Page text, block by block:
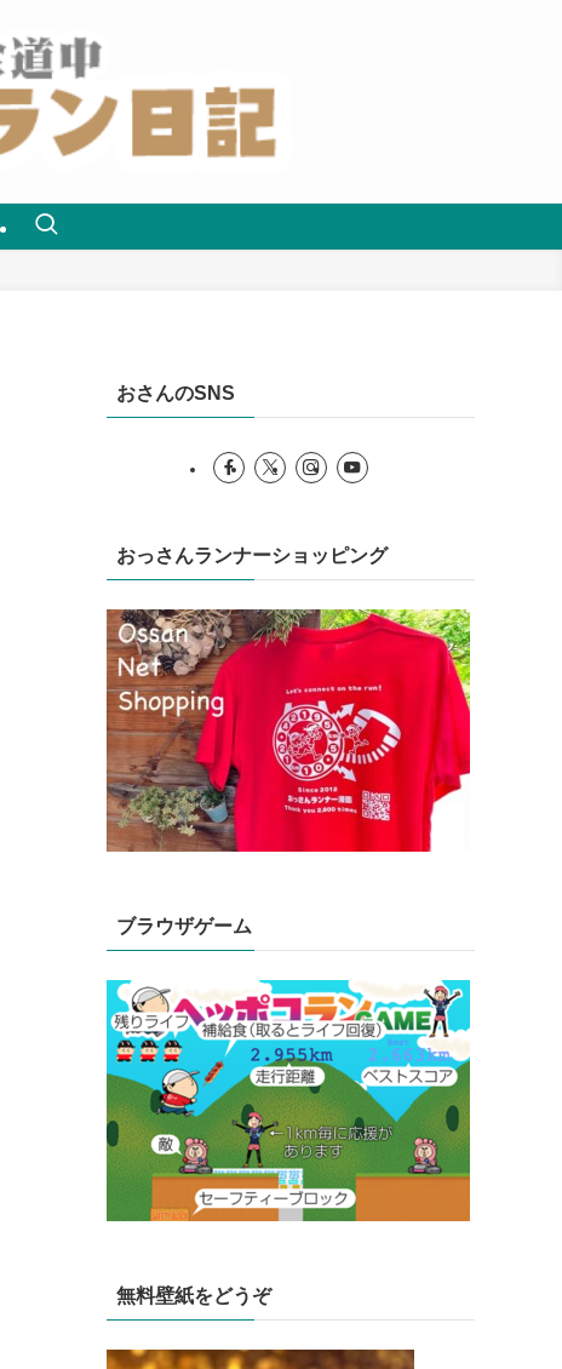
おさんのSNS
おっさんランナーショッピング
ブラウザゲーム
無料壁紙をどうぞ